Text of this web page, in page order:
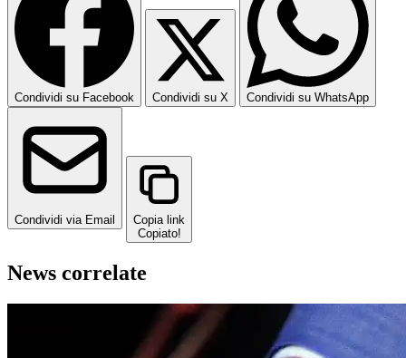
Condividi su Facebook Condividi su X Condividi su WhatsApp
Condividi via Email
Copia link
Copiato!
News correlate